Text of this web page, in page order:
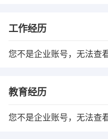
工作经历
您不是企业账号，无法查
教育经历
您不是企业账号，无法查